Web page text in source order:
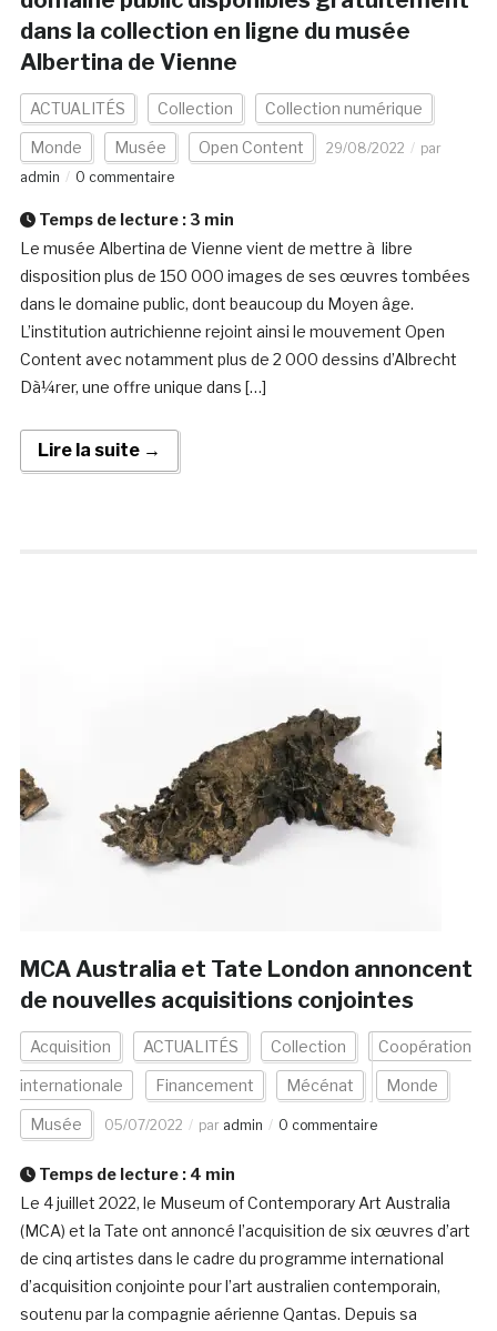
dans la collection en ligne du musée
Albertina de Vienne
ACTUALITÉS Collection Collection numérique
Monde Musée Open Content 29/08/2022
par
admin
0 commentaire
Temps de lecture : 3 min
Le musée Albertina de Vienne vient de mettre à libre
disposition plus de 150 000 images de ses œuvres tombées
dans le domaine public, dont beaucoup du Moyen âge.
L’institution autrichienne rejoint ainsi le mouvement Open
Content avec notamment plus de 2 000 dessins d’Albrecht
Dà¼rer, une offre unique dans […]
Lire la suite →
MCA Australia et Tate London annoncent
de nouvelles acquisitions conjointes
Acquisition ACTUALITÉS Collection Coopération
internationale Financement Mécénat Monde
Musée 05/07/2022 par admin 0 commentaire
Temps de lecture : 4 min
Le 4 juillet 2022, le Museum of Contemporary Art Australia
(MCA) et la Tate ont annoncé l’acquisition de six œuvres d’art
de cinq artistes dans le cadre du programme international
d’acquisition conjointe pour l’art australien contemporain,
soutenu par la compagnie aérienne Qantas. Depuis sa